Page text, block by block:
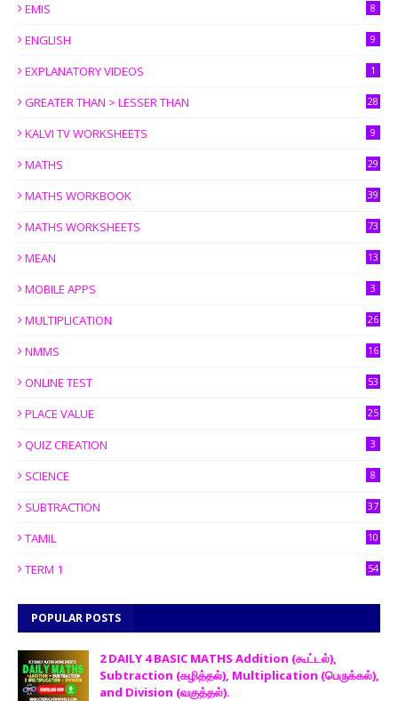
EMIS 8
ENGLISH 9
EXPLANATORY VIDEOS 1
GREATER THAN > LESSER THAN 28
KALVI TV WORKSHEETS 9
MATHS 29
MATHS WORKBOOK 39
MATHS WORKSHEETS 73
MEAN 13
MOBILE APPS 3
MULTIPLICATION 26
NMMS 16
ONLINE TEST 53
PLACE VALUE 25
QUIZ CREATION 3
SCIENCE 8
SUBTRACTION 37
TAMIL 10
TERM 1 54
POPULAR POSTS
2 DAILY 4 BASIC MATHS Addition (கூட்டல்),
Subtraction (கழித்தல்), Multiplication (பெருக்கல்),
and Division (வகுத்தல்).